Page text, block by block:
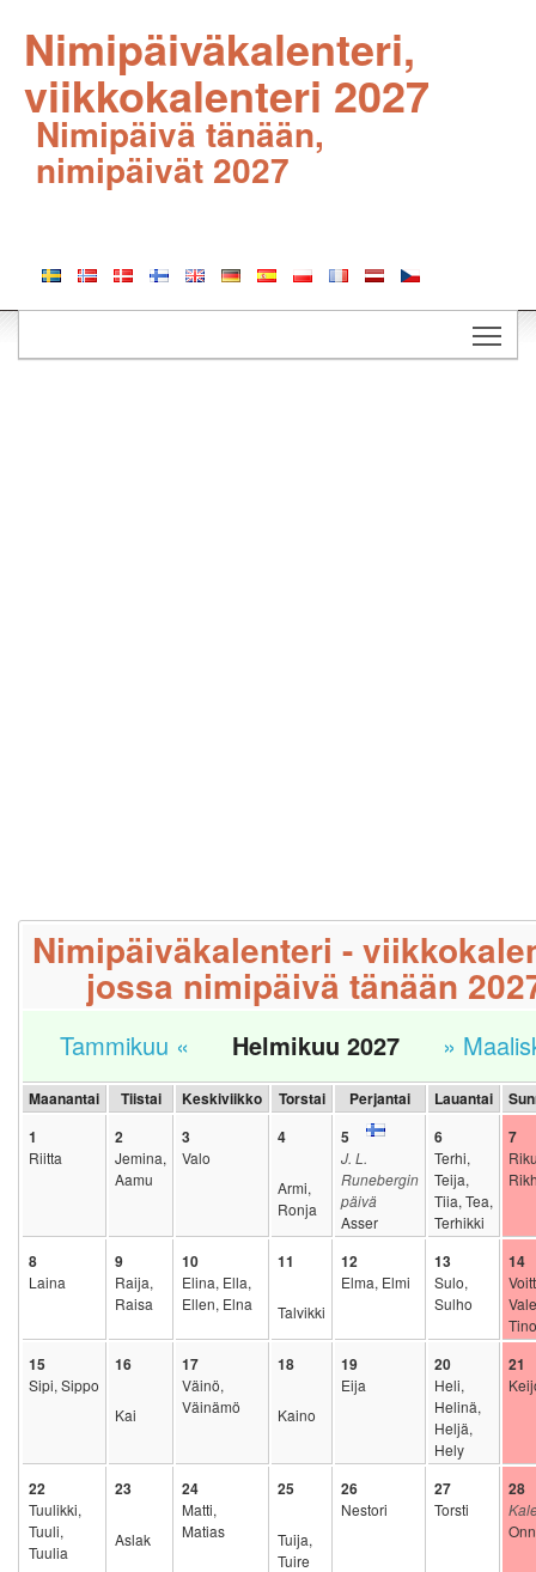
Nimipäiväkalenteri,
viikkokalenteri 2027
Nimipäivä tänään,
nimipäivät 2027
Nimipäiväkalenteri -
jossa nimipäivä tänään
Tammikuu « Helmikuu 2027 »
Maanantai Tiistai Keskiviikko Torstai Perjantai Lauantai
1
Riitta
2
Jemina,
Aamu
3
Valo
4
Armi,
Ronja
5
J. L.
Runebergin
päivä
Asser
6
Terhi,
Teija,
Tiia, Tea,
Terhikki
7
8
Laina
9
Raija,
Raisa
10
Elina, Ella,
Ellen, Elna
11
Talvikki
12
Elma, Elmi
13
Sulo,
Sulho
14
Tino
15
Sipi, Sippo
16
Kai
17
Väinö,
Väinämö
18
Kaino
19
Eija
20
Heli,
Helinä,
Heljä,
Hely
21
22
Tuulikki,
Tuuli,
Tuulia
23
Aslak
24
Matti,
Matias
25
Tuija,
Tuire
26
Nestori
27
Torsti
28